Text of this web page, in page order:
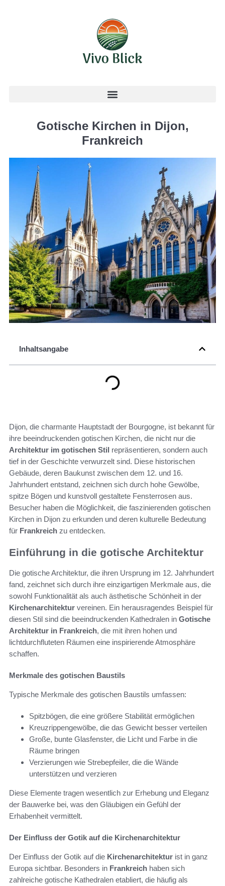
Gotische Kirchen in Dijon,
Frankreich
Inhaltsangabe
Dijon, die charmante Hauptstadt der Bourgogne, ist bekannt für
ihre beeindruckenden gotischen Kirchen, die nicht nur die
Architektur im gotischen Stil repräsentieren, sondern auch
tief in der Geschichte verwurzelt sind. Diese historischen
Gebäude, deren Baukunst zwischen dem 12. und 16.
Jahrhundert entstand, zeichnen sich durch hohe Gewölbe,
spitze Bögen und kunstvoll gestaltete Fensterrosen aus.
Besucher haben die Möglichkeit, die faszinierenden gotischen
Kirchen in Dijon zu erkunden und deren kulturelle Bedeutung
für Frankreich zu entdecken.
Einführung in die gotische Architektur
Die gotische Architektur, die ihren Ursprung im 12. Jahrhundert
fand, zeichnet sich durch ihre einzigartigen Merkmale aus, die
sowohl Funktionalität als auch ästhetische Schönheit in der
Kirchenarchitektur vereinen. Ein herausragendes Beispiel für
diesen Stil sind die beeindruckenden Kathedralen in Gotische
Architektur in Frankreich, die mit ihren hohen und
lichtdurchfluteten Räumen eine inspirierende Atmosphäre
schaffen.
Merkmale des gotischen Baustils
Typische Merkmale des gotischen Baustils umfassen:
Spitzbögen, die eine größere Stabilität ermöglichen
Kreuzrippengewölbe, die das Gewicht besser verteilen
Große, bunte Glasfenster, die Licht und Farbe in die
Räume bringen
Verzierungen wie Strebepfeiler, die die Wände
unterstützen und verzieren
Diese Elemente tragen wesentlich zur Erhebung und Eleganz
der Bauwerke bei, was den Gläubigen ein Gefühl der
Erhabenheit vermittelt.
Der Einfluss der Gotik auf die Kirchenarchitektur
Der Einfluss der Gotik auf die Kirchenarchitektur ist in ganz
Europa sichtbar. Besonders in Frankreich haben sich
zahlreiche gotische Kathedralen etabliert, die häufig als